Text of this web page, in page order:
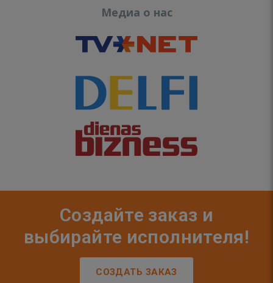
Медиа о нас
Создайте заказ и
выбирайте исполнителя!
СОЗДАТЬ ЗАКАЗ